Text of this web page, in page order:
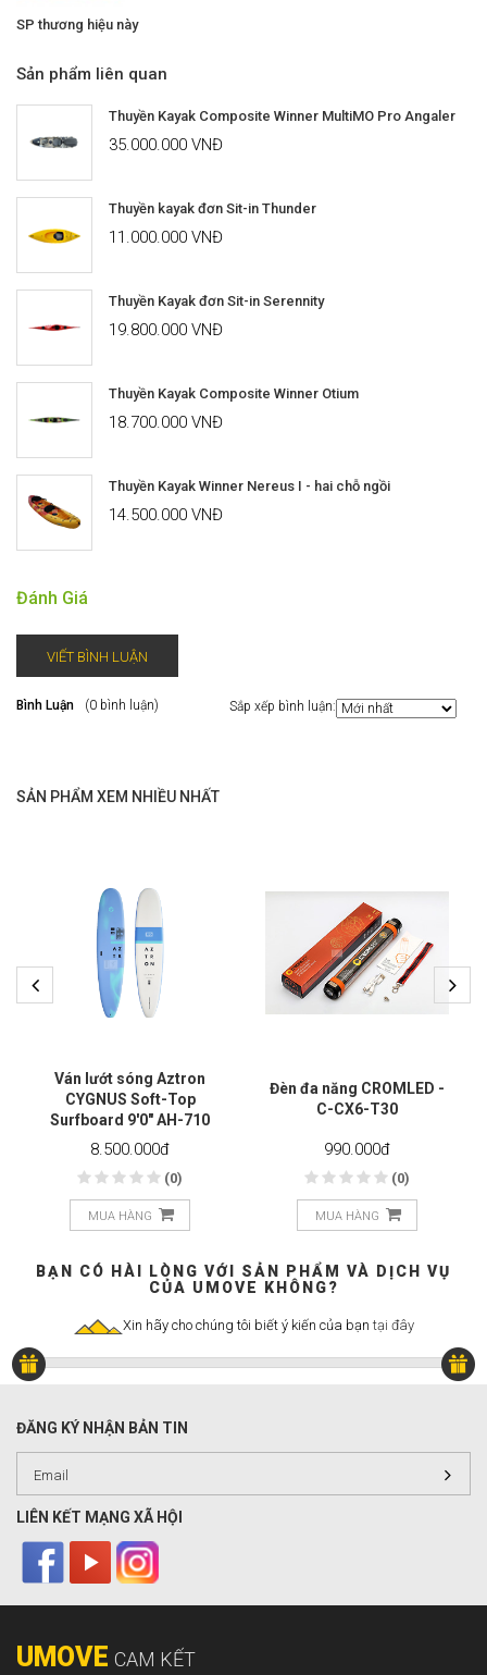
SP thương hiệu này
Sản phẩm liên quan
Thuyền Kayak Composite Winner MultiMO Pro Angaler
35.000.000 VNĐ
Thuyền kayak đơn Sit-in Thunder
11.000.000 VNĐ
Thuyền Kayak đơn Sit-in Serennity
19.800.000 VNĐ
Thuyền Kayak Composite Winner Otium
18.700.000 VNĐ
Thuyền Kayak Winner Nereus I - hai chỗ ngồi
14.500.000 VNĐ
Đánh Giá
VIẾT BÌNH LUẬN
Bình Luận (0 bình luận) Sắp xếp bình luận:
SẢN PHẨM XEM NHIỀU NHẤT
Ván lướt sóng Aztron
CYGNUS Soft-Top
Surfboard 9'0" AH-710
8.500.000đ
(0)
MUA HÀNG
Đèn đa năng CROMLED -
C-CX6-T30
990.000đ
(0)
MUA HÀNG
BẠN CÓ HÀI LÒNG VỚI SẢN PHẨM VÀ DỊCH VỤ
CỦA UMOVE KHÔNG?
Xin hãy cho chúng tôi biết ý kiến của bạn tại đây
ĐĂNG KÝ NHẬN BẢN TIN
LIÊN KẾT MẠNG XÃ HỘI
UMOVE CAM KẾT